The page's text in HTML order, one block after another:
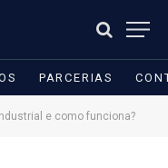
PARCERIAS
e como funciona?